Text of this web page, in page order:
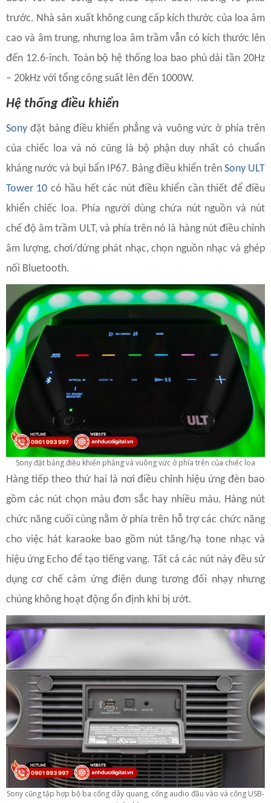
trước. Nhà sản xuất không cung cấp kích thước của loa âm
cao và âm trung, nhưng loa âm trầm vẫn có kích thước lên
đến 12.6-inch. Toàn bộ hệ thống loa bao phủ dải tần 20Hz
– 20kHz với tổng công suất lên đến 1000W.
Hệ thống điều khiển
Sony đặt bảng điều khiển phẳng và vuông vức ở phía trên
của chiếc loa và nó cũng là bộ phận duy nhất có chuẩn
kháng nước và bụi bẩn IP67. Bảng điều khiển trên Sony ULT
Tower 10 có hầu hết các nút điều khiển cần thiết để điều
khiển chiếc loa. Phía người dùng chứa nút nguồn và nút
chế độ âm trầm ULT, và phía trên nó là hàng nút điều chỉnh
âm lượng, chơi/dừng phát nhạc, chọn nguồn nhạc và ghép
nối Bluetooth.
Sony đặt bảng điều khiển phẳng và vuông vức ở phía trên của chiếc loa
Hàng tiếp theo thứ hai là nơi điều chỉnh hiệu ứng đèn bao
gồm các nút chọn màu đơn sắc hay nhiều màu. Hàng nút
chức năng cuối cùng nằm ở phía trên hỗ trợ các chức năng
cho việc hát karaoke bao gồm nút tăng/hạ tone nhạc và
hiệu ứng Echo để tạo tiếng vang. Tất cả các nút này đều sử
dụng cơ chế cảm ứng điện dung tương đối nhạy nhưng
chúng không hoạt động ổn định khi bị ướt.
Sony cũng tập hợp bộ ba cổng dây quang, cổng audio đầu vào và cổng USB-